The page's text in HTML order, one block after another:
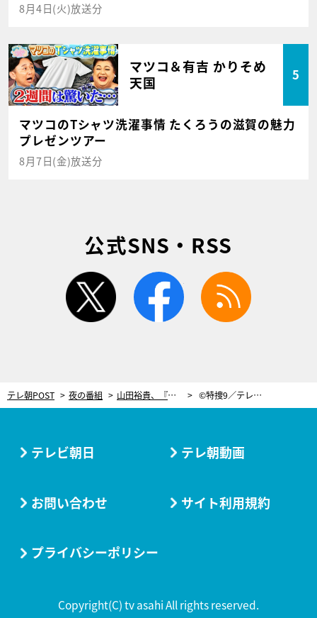
8月4日(火)放送分
マツコ＆有吉 かりそめ
天国
5
マツコのTシャツ洗濯事情 たくろうの滋賀の魅力
プレゼンツアー
8月7日(金)放送分
公式SNS・RSS
twitter facebook
テレ朝POST 夜の番組 山田裕貴、『特捜9』の先輩・羽田美智子＆津田寛治が“大切にしてる事”に感銘【鼎談・後編】 ©特捜9／テレ朝POST 撮影：長谷英史
テレビ朝日 テレ朝動画
お問い合わせ サイト利用規約
プライバシーポリシー
Copyright(C) tv asahi All rights reserved.